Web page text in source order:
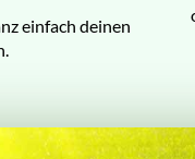
einfach deinen